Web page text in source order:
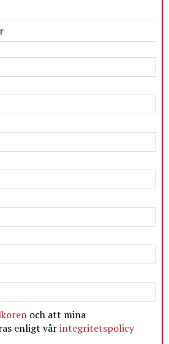
och att mina
enligt vårintegritetspolicy